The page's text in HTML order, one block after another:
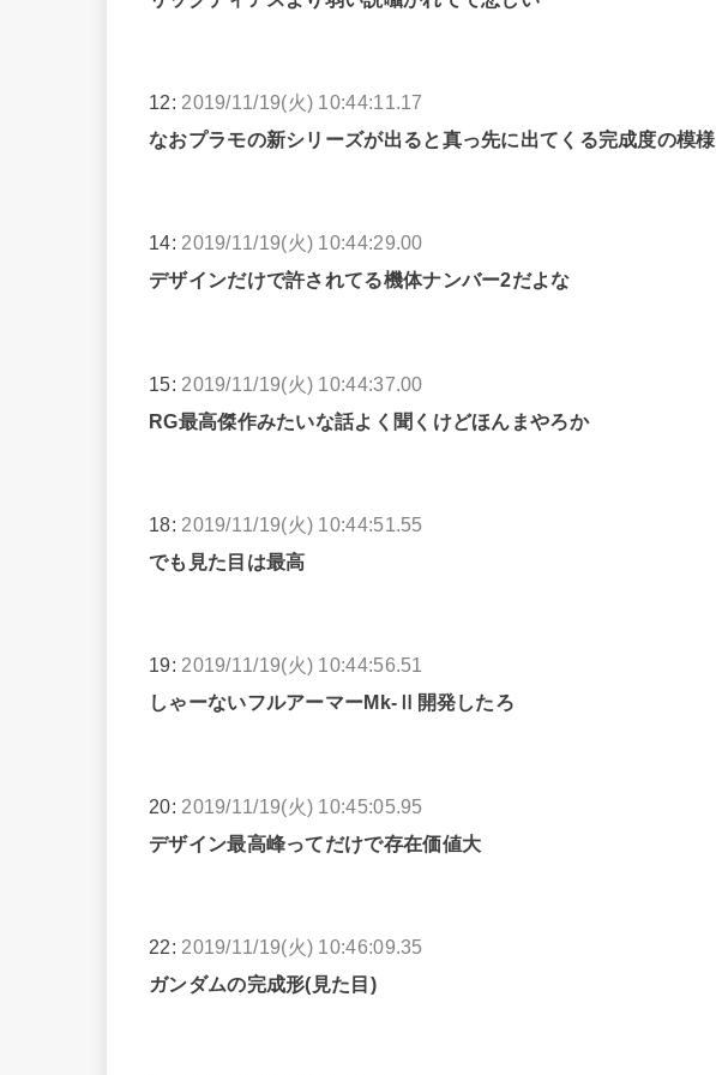
12: 2019/11/19(火) 10:44:11.17
なおプラモの新シリーズが出ると真っ先に出てくる完成度の模様
14: 2019/11/19(火) 10:44:29.00
デザインだけで許されてる機体ナンバー2だよな
15: 2019/11/19(火) 10:44:37.00
RG最高傑作みたいな話よく聞くけどほんまやろか
18: 2019/11/19(火) 10:44:51.55
でも見た目は最高
19: 2019/11/19(火) 10:44:56.51
しゃーないフルアーマーMk-Ⅱ開発したろ
20: 2019/11/19(火) 10:45:05.95
デザイン最高峰ってだけで存在価値大
22: 2019/11/19(火) 10:46:09.35
ガンダムの完成形(見た目)